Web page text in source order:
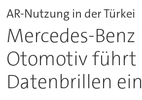
AR-Nutzung in der Türkei
Mercedes-Benz
Otomotiv führt
Datenbrillen ein